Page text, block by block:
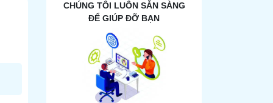
CHÚNG TÔI LUÔN SẴN SÀNG
ĐỂ GIÚP ĐỠ BẠN